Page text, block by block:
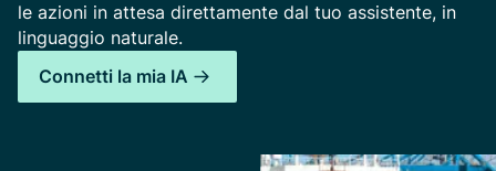
le azioni in attesa direttamente dal tuo assistente, in
linguaggio naturale.
Connetti la mia IA